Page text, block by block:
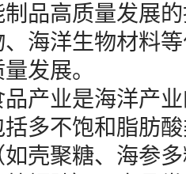
品高质量发展
海洋生物材料
发展。
业是海洋产业
多不饱和脂肪
壳聚糖、海参